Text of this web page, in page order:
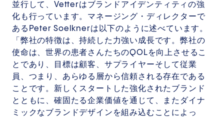
並行して、Vetterはブランドアイデンティティの強
化も行っています。マネージング・ディレクターで
あるPeter Soelknerは以下のように述べています。
「弊社の特徴は、持続した力強い成長です。弊社の
使命は、世界の患者さんたちのQOLを向上させるこ
とであり、目標は顧客、サプライヤーそして従業
員、つまり、あらゆる層から信頼される存在である
ことです。新しくスタートした強化されたブランド
とともに、確固たる企業価値を通じて、またダイナ
ミックなブランドデザインを組み込むことによっ